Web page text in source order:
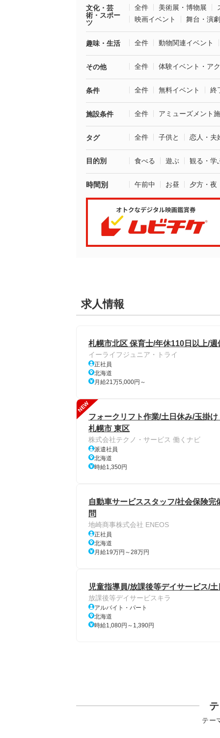
文化・芸
術・スポー
ツ
全件 美術展・博物展
映画イベント
舞台・演劇
趣味・生活 全件 動物関連イベント
その他 全件 体験イベント・ア
条件 全件 無料イベント 終
施設条件 全件 アミューズメント
タグ 全件 子供と 恋人・夫
目的別 食べる 遊ぶ 観る・学
時間別 午前中 お昼 夕方・夜
求人情報
札幌市北区 保育士/年休110日以上/
イーライフジュニア・トライ
正社員
北海道
月給21万5,000円～
NEW
フォークリフト作業/土日休み/玉掛
札幌市 東区
株式会社テクノ・サービス 働くナビ
派遣社員
北海道
時給1,350円
自動車サービススタッフ/社会保険
問
地崎商事株式会社 ENEOS
正社員
北海道
月給19万円～28万円
児童指導員/放課後等デイサービス/
放課後等デイサービスキラ
アルバイト・パート
北海道
時給1,080円～1,390円
テー